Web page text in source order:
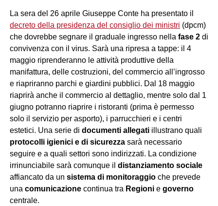
La sera del 26 aprile Giuseppe Conte ha presentato il
decreto della presidenza del consiglio dei ministri (dpcm)
che dovrebbe segnare il graduale ingresso nella fase 2 di
convivenza con il virus. Sarà una ripresa a tappe: il 4
maggio riprenderanno le attività produttive della
manifattura, delle costruzioni, del commercio all’ingrosso
e riapriranno parchi e giardini pubblici. Dal 18 maggio
riaprirà anche il commercio al dettaglio, mentre solo dal 1
giugno potranno riaprire i ristoranti (prima è permesso
solo il servizio per asporto), i parrucchieri e i centri
estetici. Una serie di documenti allegati illustrano quali
protocolli igienici e di sicurezza sarà necessario
seguire e a quali settori sono indirizzati. La condizione
irrinunciabile sarà comunque il distanziamento sociale
affiancato da un sistema di monitoraggio che prevede
una comunicazione continua tra Regioni e governo
centrale.